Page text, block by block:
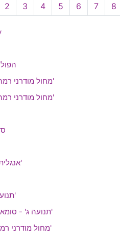
1
2 Page 2
3 Page 3
4Page 4
5 Page 5
6 Page 6
7Page 7
8
מחול מודרני רמה 2- הורטון - חלק ב'
מחול מודרני רמה 2- הורטון - חלק א'
אנגלית - רמה מתקדמים ב'
תנועה ג' - רליס - חלק ב'
תנועה ג' - סומאטיות וריקוד - חלק ב'
מחול מודרני רמה 4 - רליס - חלק ב'